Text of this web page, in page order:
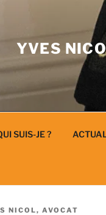
YVES
SUIS-JE ?
NICOL, AVOCAT